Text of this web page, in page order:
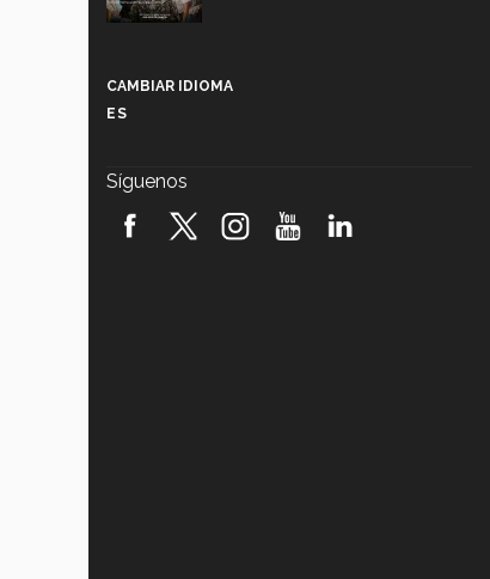
robótica FIRST 2026! (video)
CAMBIAR IDIOMA
ES
Síguenos